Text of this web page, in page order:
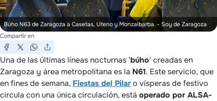
Búho N63 de Zaragoza a Casetas, Uteno y Monzalbarba. - Soy de Zaragoza
Compartir en
Una de las últimas líneas nocturnas ‘búho‘ creadas en
Zaragoza y área metropolitana es la N61. Este servicio, que
en fines de semana, Fiestas del Pilaro vísperas de festivo
circula con una única circulación, está operado por ALSA-